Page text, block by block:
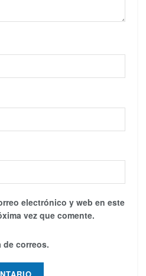
electrónico y web en este
vez que comente.
de correos.